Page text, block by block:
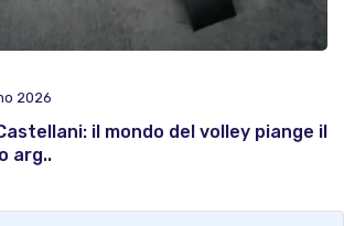
2026
il mondo del volley piange il
arg..